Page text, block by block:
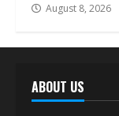
August 8, 2026
ABOUT US